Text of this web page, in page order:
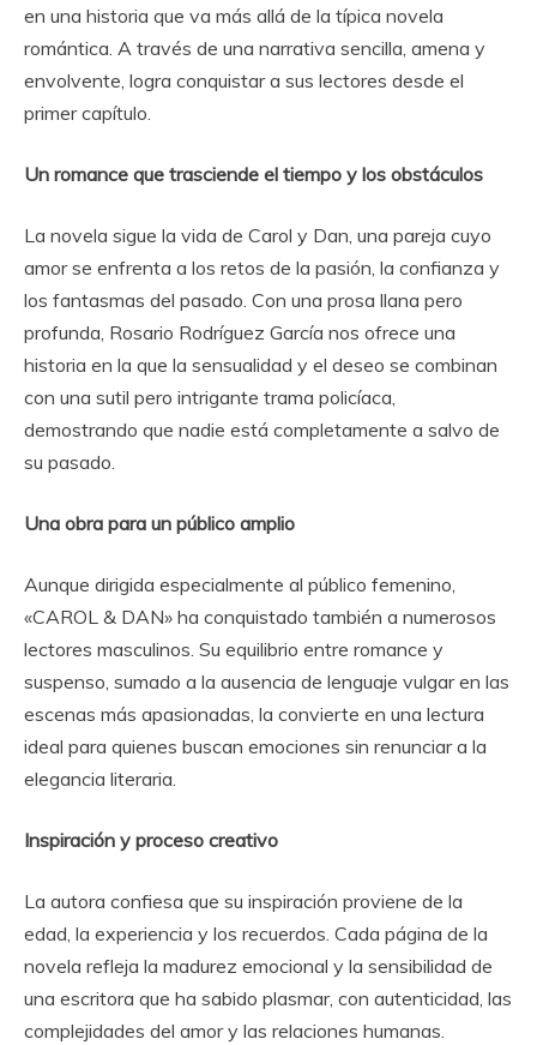
en una historia que va más allá de la típica novela
romántica. A través de una narrativa sencilla, amena y
envolvente, logra conquistar a sus lectores desde el
primer capítulo.
Un romance que trasciende el tiempo y los obstáculos
La novela sigue la vida de Carol y Dan, una pareja cuyo
amor se enfrenta a los retos de la pasión, la confianza y
los fantasmas del pasado. Con una prosa llana pero
profunda, Rosario Rodríguez García nos ofrece una
historia en la que la sensualidad y el deseo se combinan
con una sutil pero intrigante trama policíaca,
demostrando que nadie está completamente a salvo de
su pasado.
Una obra para un público amplio
Aunque dirigida especialmente al público femenino,
«CAROL & DAN» ha conquistado también a numerosos
lectores masculinos. Su equilibrio entre romance y
suspenso, sumado a la ausencia de lenguaje vulgar en las
escenas más apasionadas, la convierte en una lectura
ideal para quienes buscan emociones sin renunciar a la
elegancia literaria.
Inspiración y proceso creativo
La autora confiesa que su inspiración proviene de la
edad, la experiencia y los recuerdos. Cada página de la
novela refleja la madurez emocional y la sensibilidad de
una escritora que ha sabido plasmar, con autenticidad, las
complejidades del amor y las relaciones humanas.